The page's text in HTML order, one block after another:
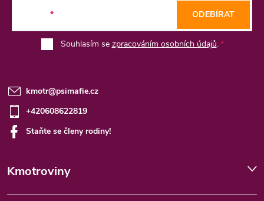
Souhlasím se zpracováním osobních údajů.
ODEBÍRAT
kmotr@psimafie.cz
+420608622819
Staňte se členy rodiny!
Kmotroviny